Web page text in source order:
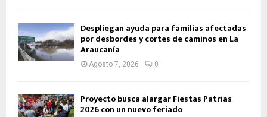
Despliegan ayuda para familias afectadas
por desbordes y cortes de caminos en La
Araucanía
Agosto 7, 2026 0
Proyecto busca alargar Fiestas Patrias
2026 con un nuevo feriado